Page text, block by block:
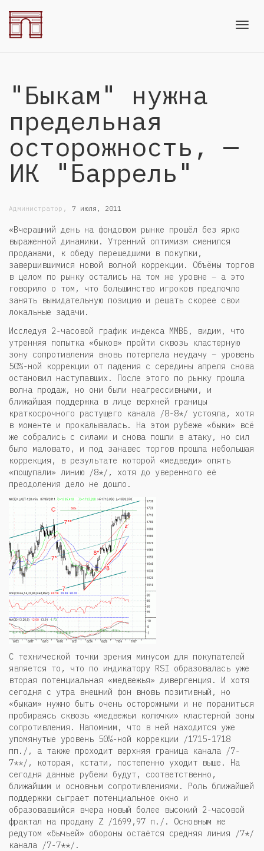
"Быкам" нужна
предельная
осторожность, —
ИК "Баррель"
Администратор , 7 июля, 2011
«Вчерашний день на фондовом рынке прошёл без ярко
выраженной динамики. Утренний оптимизм сменился
продажами, к обеду перешедшими в покупки,
завершившимися новой волной коррекции. Объёмы торгов
в целом по рынку остались на том же уровне – а это
говорило о том, что большинство игроков предпочло
занять выжидательную позицию и решать скорее свои
локальные задачи.
Исследуя 2-часовой график индекса ММВБ, видим, что
утренняя попытка «быков» пройти сквозь кластерную
зону сопротивления вновь потерпела неудачу – уровень
50%-ной коррекции от падения с середины апреля снова
остановил наступавших. После этого по рынку прошла
волна продаж, но они были неагрессивными, и
ближайшая поддержка в лице верхней границы
краткосрочного растущего канала /8-8*/ устояла, хотя
в моменте и прокалывалась. На этом рубеже «быки» всё
же собрались с силами и снова пошли в атаку, но сил
было маловато, и под занавес торгов прошла небольшая
коррекция, в результате которой «медведи» опять
«пощупали» линию /8*/, хотя до уверенного её
преодоления дело не дошло.
С технической точки зрения минусом для покупателей
является то, что по индикатору RSI образовалась уже
вторая потенциальная «медвежья» дивергенция. И хотя
сегодня с утра внешний фон вновь позитивный, но
«быкам» нужно быть очень осторожными и не пораниться
пробираясь сквозь «медвежьи колючки» кластерной зоны
сопротивления. Напомним, что в ней находится уже
упомянутые уровень 50%-ной коррекции /1715-1718
пп./, а также проходит верхняя граница канала /7-
7**/, которая, кстати, постепенно уходит выше. На
сегодня данные рубежи будут, соответственно,
ближайшим и основным сопротивлениями. Роль ближайшей
поддержки сыграет потенциальное окно и
образовавшийся вчера новый более высокий 2-часовой
фрактал на продажу Z /1699,97 п./. Основным же
редутом «бычьей» обороны остаётся средняя линия /7*/
канала /7-7**/.